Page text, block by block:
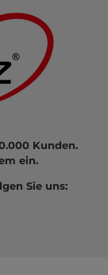
Kunden.
ein.
Sie uns: